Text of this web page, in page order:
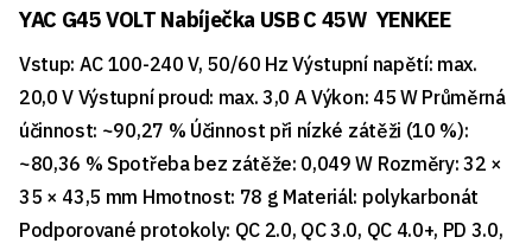
YAC G45 VOLT Nabíječka USB C 45W YENKEE
Vstup: AC 100-240 V, 50/60 Hz Výstupní napětí: max.
20,0 V Výstupní proud: max. 3,0 A Výkon: 45 W Průměrná
účinnost: ~90,27 % Účinnost při nízké zátěži (10 %):
~80,36 % Spotřeba bez zátěže: 0,049 W Rozměry: 32 ×
35 × 43,5 mm Hmotnost: 78 g Materiál: polykarbonát
Podporované protokoly: QC 2.0, QC 3.0, QC 4.0+, PD 3.0,